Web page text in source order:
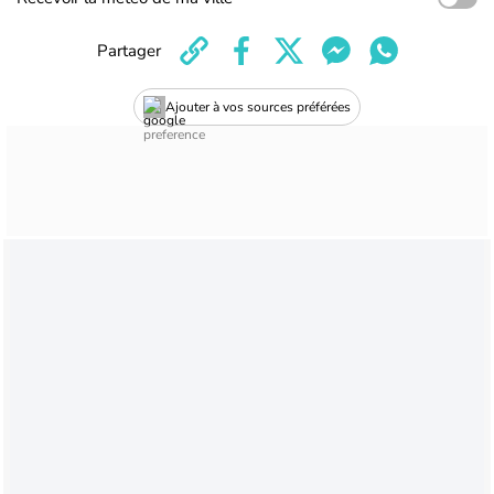
Ajouter à vos sources préférées
Partager